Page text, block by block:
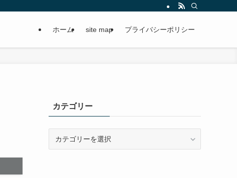
ホーム site map プライバシーポリシー
カテゴリー